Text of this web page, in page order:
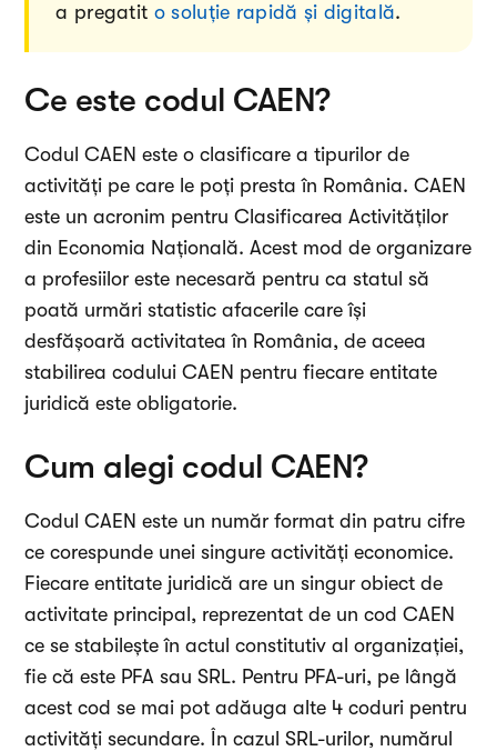
a pregatit o soluție rapidă și digitală.
Ce este codul CAEN?
Codul CAEN este o clasificare a tipurilor de
activități pe care le poți presta în România. CAEN
este un acronim pentru Clasificarea Activităților
din Economia Națională. Acest mod de organizare
a profesiilor este necesară pentru ca statul să
poată urmări statistic afacerile care își
desfășoară activitatea în România, de aceea
stabilirea codului CAEN pentru fiecare entitate
juridică este obligatorie.
Cum alegi codul CAEN?
Codul CAEN este un număr format din patru cifre
ce corespunde unei singure activități economice.
Fiecare entitate juridică are un singur obiect de
activitate principal, reprezentat de un cod CAEN
ce se stabilește în actul constitutiv al organizației,
fie că este PFA sau SRL. Pentru PFA-uri, pe lângă
acest cod se mai pot adăuga alte 4 coduri pentru
activități secundare. În cazul SRL-urilor, numărul